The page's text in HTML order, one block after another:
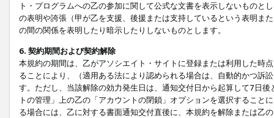
ト・プログラムへの乙の参加に関して公式な文書を表示しないもの
の表明や誇張（甲が乙を支援、後援または支持しているという表明ま
の間の関係を表明したり暗示したりしないものとします。
6. 契約期間および契約解除
本規約の期間は、乙がアソシエイト・サイトに登録または利用した時
ることにより、（適用ある法により認められる場合は、自動的かつ訴
す。ただし、当該解除の効力発生日は、通知交付日から起算して7日
トの管理」上の乙の「アカウントの閉鎖」オプションを選択するこ
る場合には、乙に対する書面通知交付直後に、本規約を解除または乙